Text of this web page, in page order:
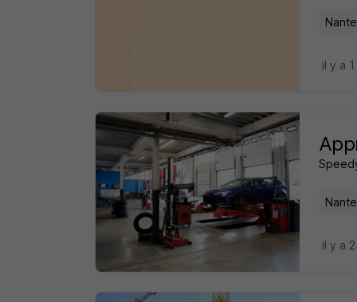
il y a
il y a